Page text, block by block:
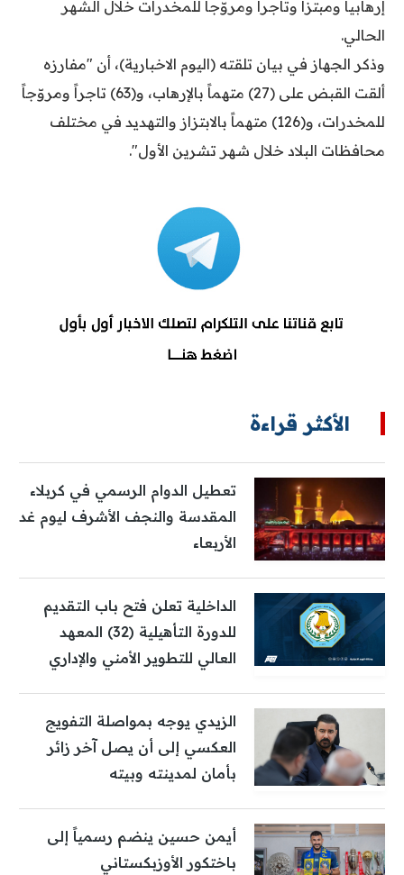
إرهابياً ومبتزاً وتاجراً ومروّجاً للمخدرات خلال الشهر
الحالي.
وذكر الجهاز في بيان تلقته (اليوم الاخبارية)، أن "مفارزه
ألقت القبض على (27) متهماً بالإرهاب، و(63) تاجراً ومروّجاً
للمخدرات، و(126) متهماً بالابتزاز والتهديد في مختلف
محافظات البلاد خلال شهر تشرين الأول".
الأكثر قراءة
تعطيل الدوام الرسمي في كربلاء
المقدسة والنجف الأشرف ليوم غد
الأربعاء
الداخلية تعلن فتح باب التقديم
للدورة التأهيلية (32) المعهد
العالي للتطوير الأمني والإداري
الزيدي يوجه بمواصلة التفويج
العكسي إلى أن يصل آخر زائر
بأمان لمدينته وبيته
أيمن حسين ينضم رسمياً إلى
باختكور الأوزبكستاني